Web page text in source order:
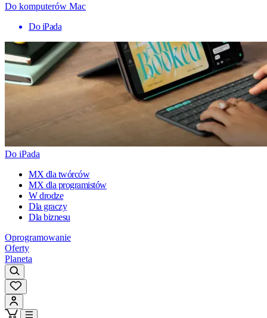
Do komputerów Mac
Do iPada
Do iPada
MX dla twórców
MX dla programistów
W drodze
Dla graczy
Dla biznesu
Oprogramowanie
Oferty
Planeta